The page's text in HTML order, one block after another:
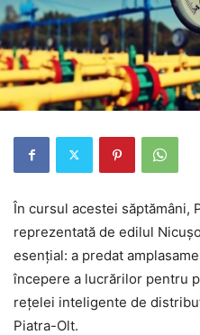
În cursul acestei săptămâni,
reprezentată de edilul
esențial: a predat
începere a lucrărilor pentru
rețelei inteligente de
Piatra-Olt.